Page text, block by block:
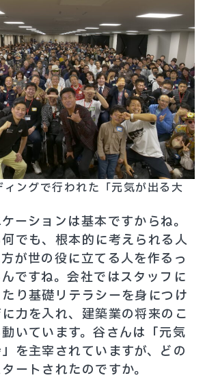
ングで行われた「元気が出る大
ーションは基本ですからね。
でも、根本的に考えられる人
が世の役に立てる人を作るっ
ですね。会社ではスタッフに
り基礎リテラシーを身につけ
力を入れ、建築業の将来のこ
いています。谷さんは「元気
を主宰されていますが、どの
ートされたのですか。